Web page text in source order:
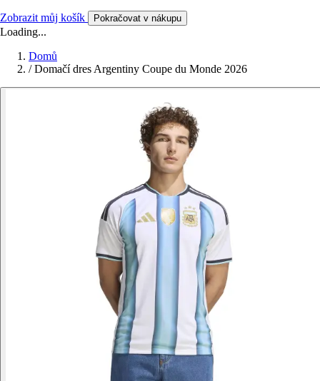
Zobrazit můj košík Pokračovat v nákupu
Loading...
Domů
/ Domačí dres Argentiny Coupe du Monde 2026